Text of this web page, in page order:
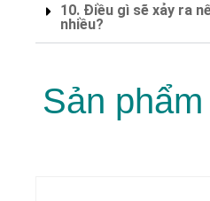
10. Điều gì sẽ xảy ra
nhiều?
Sản